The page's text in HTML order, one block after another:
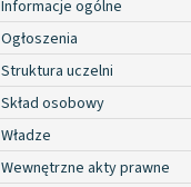
Informacje ogólne
Ogłoszenia
Struktura uczelni
Skład osobowy
Władze
Wewnętrzne akty prawne